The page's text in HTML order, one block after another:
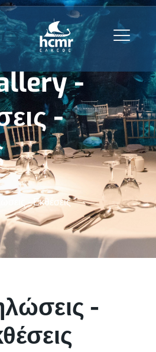
-
-
- Εκθέσεις
-